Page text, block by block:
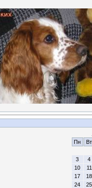
Пн
Вт
3
4
10
11
17
18
24
25